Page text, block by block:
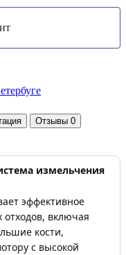
Отзывы 0
измельчения
эффективное
включая
кости,
с высокой